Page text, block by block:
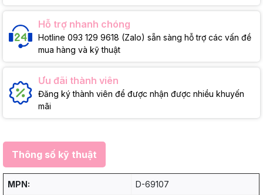
Hỗ trợ nhanh chóng
Hotline 093 129 9618 (Zalo) sẵn sàng hỗ trợ các vấn đề
mua hàng và kỹ thuật
Ưu đãi thành viên
Đăng ký thành viên để được nhận được nhiều khuyến
mãi
Thông số kỹ thuật
MPN: D-69107